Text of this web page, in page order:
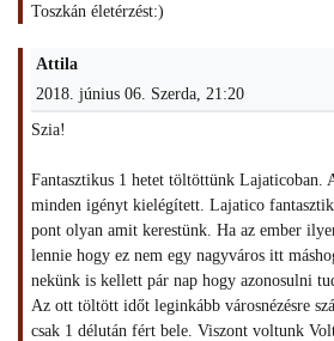
Toszkán életérzést:)
Attila
2018. június 06. Szerda, 21:20
Szia!
Fantasztikus 1 hetet töltöttünk Lajaticoban.
minden igényt kielégített. Lajatico
pont olyan amit kerestünk. Ha az ember
lennie hogy ez nem egy nagyváros itt
nekünk is kellett pár nap hogy azonosulni
Az ott töltött időt leginkább városnézésre
csak 1 délután fért bele. Viszont voltunk